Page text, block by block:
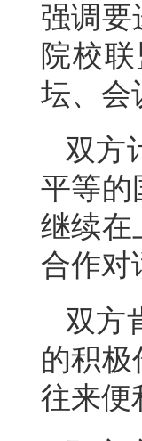
强调要
院校
坛、会
双方
平等的
继续在
合作对
双方
的积
往来便